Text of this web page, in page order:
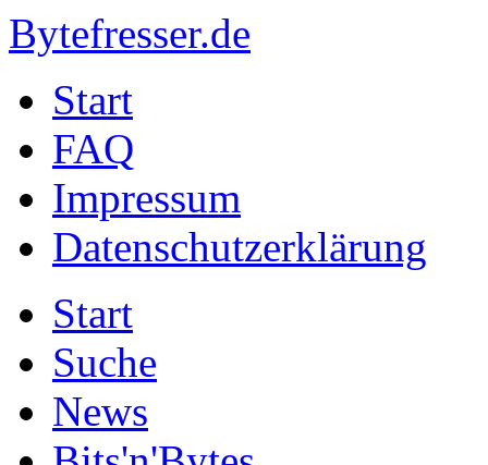
Bytefresser.de
Start
FAQ
Impressum
Datenschutzerklärung
Start
Suche
News